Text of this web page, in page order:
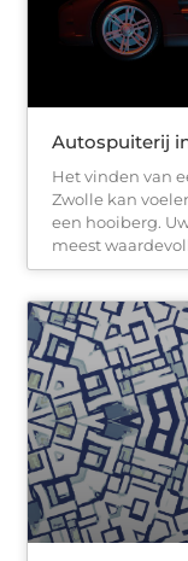
Autospuiterij
Het vinden van
Zwolle kan
een hooiberg.
meest